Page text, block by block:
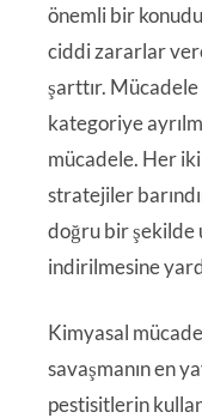
önemli bir
ciddi zararlar
şarttır.
kategoriye
mücadele. Her
stratejiler
doğru bir şekilde
indirilmesine
Kimyasal
savaşmanın en
pestisitlerin